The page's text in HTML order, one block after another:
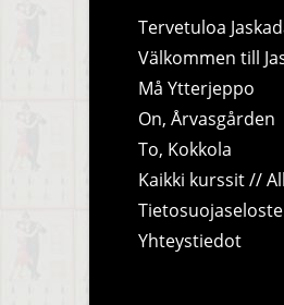
Tervetuloa
Välkommen till
Må Ytterjeppo
On, Årvasgården
To, Kokkola
Kaikki kurssit //
Tietosuojaseloste
Yhteystiedot